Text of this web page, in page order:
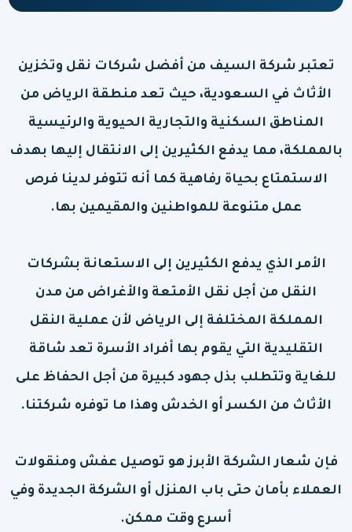
تعتبر شركة السيف من أفضل شركات نقل وتخزين
الأثاث في السعودية، حيث تعد منطقة الرياض من
المناطق السكنية والتجارية الحيوية والرئيسية
بالمملكة، مما يدفع الكثيرين إلى الانتقال إليها بهدف
الاستمتاع بحياة رفاهية كما أنه تتوفر لدينا فرص
عمل متنوعة للمواطنين والمقيمين بها.
الأمر الذي يدفع الكثيرين إلى الاستعانة بشركات
النقل من أجل نقل الأمتعة والأغراض من مدن
المملكة المختلفة إلى الرياض لأن عملية النقل
التقليدية التي يقوم بها أفراد الأسرة تعد شاقة
للغاية وتتطلب بذل جهود كبيرة من أجل الحفاظ على
الأثاث من الكسر أو الخدش وهذا ما توفره شركتنا.
فإن شعار الشركة الأبرز هو توصيل عفش ومنقولات
العملاء بأمان حتى باب المنزل أو الشركة الجديدة وفي
أسرع وقت ممكن.